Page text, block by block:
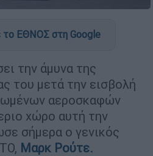
το ΕΘΝΟΣ στη Google
την άμυνα της
του μετά την εισβολή
αεροσκαφών
χώρο αυτή την
σήμερα ο γενικός
Μαρκ Ρούτε.